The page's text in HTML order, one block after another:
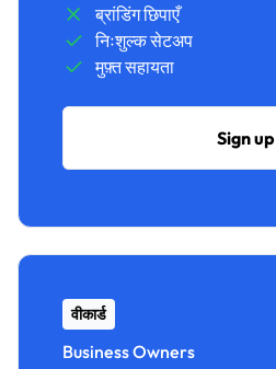
ब्रांडिंग छिपाएँ
निःशुल्क सेटअप
मुफ़्त सहायता
Sign up
वीकार्ड
Business Owners